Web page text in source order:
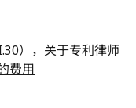
），关于专利律师
费用